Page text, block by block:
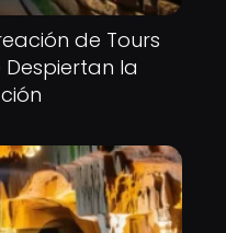
de Tours
la